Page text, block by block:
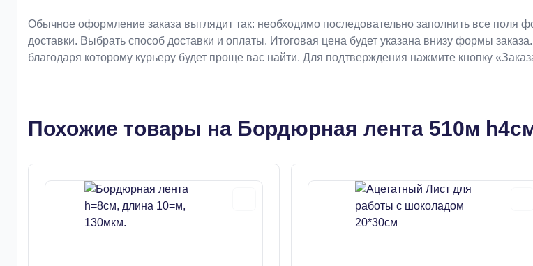
Обычное оформление заказа выглядит так: необходимо последовательно заполнить все
доставки. Выбрать способ доставки и оплаты. Итоговая цена будет указана внизу формы
благодаря которому курьеру будет проще вас найти. Для подтверждения нажмите кнопку
Похожие товары на Бордюрная лента 510м